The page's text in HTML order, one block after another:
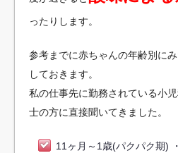
ったりします。
参考までに赤ちゃんの年齢別に
しておきます。
私の仕事先に勤務されている小
士の方に直接聞いてきました。
11ヶ月～1歳(パクパク期)